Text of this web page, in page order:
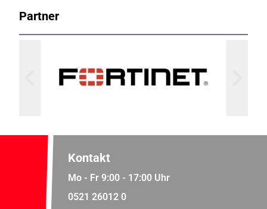
Partner
Kontakt
Mo - Fr 9:00 - 17:00 Uhr
0521 26012 0